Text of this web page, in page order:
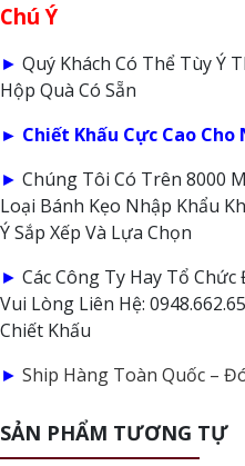
Chú Ý
► Quý Khách Có Thể Tùy Ý
Hộp Quà Có Sẵn
► Chiết Khấu Cực Cao
► Chúng Tôi Có Trên 8000
Loại Bánh Kẹo Nhập Khẩu
Ý Sắp Xếp Và Lựa Chọn
► Các Công Ty Hay Tổ
Vui Lòng Liên Hệ:
Chiết Khấu
► Ship Hàng Toàn Quốc –
SẢN PHẨM TƯƠNG TỰ